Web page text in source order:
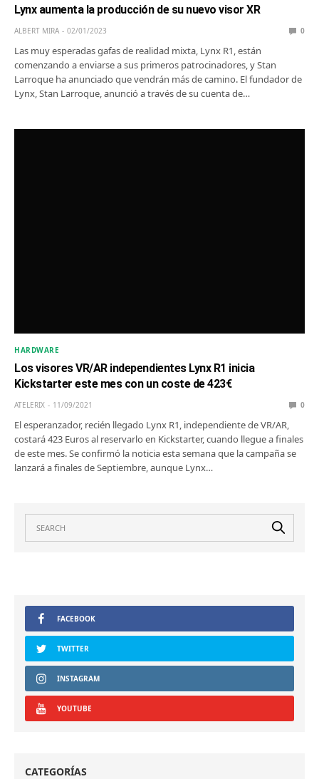
Lynx aumenta la producción de su nuevo visor XR
ALBERT MIRA 02/01/2023 0
Las muy esperadas gafas de realidad mixta, Lynx R1, están
comenzando a enviarse a sus primeros patrocinadores, y Stan
Larroque ha anunciado que vendrán más de camino. El fundador de
Lynx, Stan Larroque, anunció a través de su cuenta de…
HARDWARE
Los visores VR/AR independientes Lynx R1 inicia
Kickstarter este mes con un coste de 423€
ATELERIX 11/09/2021 0
El esperanzador, recién llegado Lynx R1, independiente de VR/AR,
costará 423 Euros al reservarlo en Kickstarter, cuando llegue a finales
de este mes. Se confirmó la noticia esta semana que la campaña se
lanzará a finales de Septiembre, aunque Lynx…
FACEBOOK
TWITTER
INSTAGRAM
YOUTUBE
CATEGORÍAS